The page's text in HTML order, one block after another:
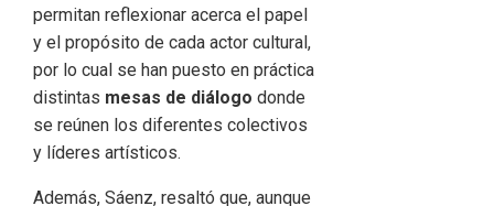
permitan reflexionar acerca el papel
y el propósito de cada actor cultural,
por lo cual se han puesto en práctica
distintas mesas de diálogo donde
se reúnen los diferentes colectivos
y líderes artísticos.
Además, Sáenz, resaltó que, aunque